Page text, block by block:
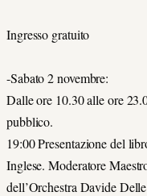
Ingresso gratuito
-Sabato 2 novembre:
Dalle ore 10.30 alle ore
pubblico.
19:00 Presentazione del
Inglese. Moderatore
dell’Orchestra Davide